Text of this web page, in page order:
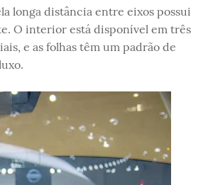
longa distância entre eixos possui
O interior está disponível em três
e as folhas têm um padrão de